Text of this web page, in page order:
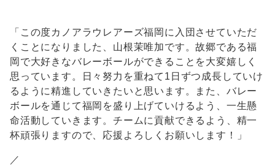
「この度カノアラウレアーズ福岡に入団させていただ
くことになりました、山根茉唯加です。故郷である福
岡で大好きなバレーボールができることを大変嬉しく
思っています。日々努力を重ねて1日ずつ成長していけ
るように精進していきたいと思います。また、バレー
ボールを通じて福岡を盛り上げていけるよう、一生懸
命活動していきます。チームに貢献できるよう、精一
杯頑張りますので、応援よろしくお願いします！」
／